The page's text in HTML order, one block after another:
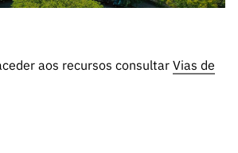
aos recursos consultar Vias de